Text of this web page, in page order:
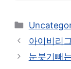
카
테
리
아이비리
눈붓기빼